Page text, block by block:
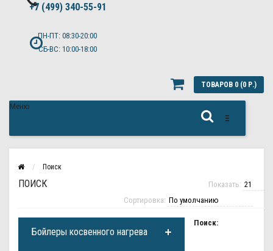
+7 (499) 340-55-91 ​
ПН-ПТ: 08:30-20:00
СБ-ВС: 10:00-18:00
ТОВАРОВ 0 (0 Р.)
Меню
Поиск
ПОИСК
Показать:
Сортировка:
Бойлеры косвенного нагрева
Поиск: